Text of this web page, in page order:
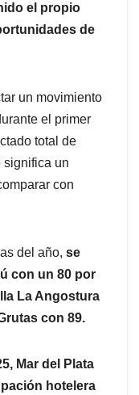
el propio
de
un movimiento
el primer
total de
significa un
con
del año, se
con un 80 por
La Angostura
con 89.
Mar del Plata
hotelera